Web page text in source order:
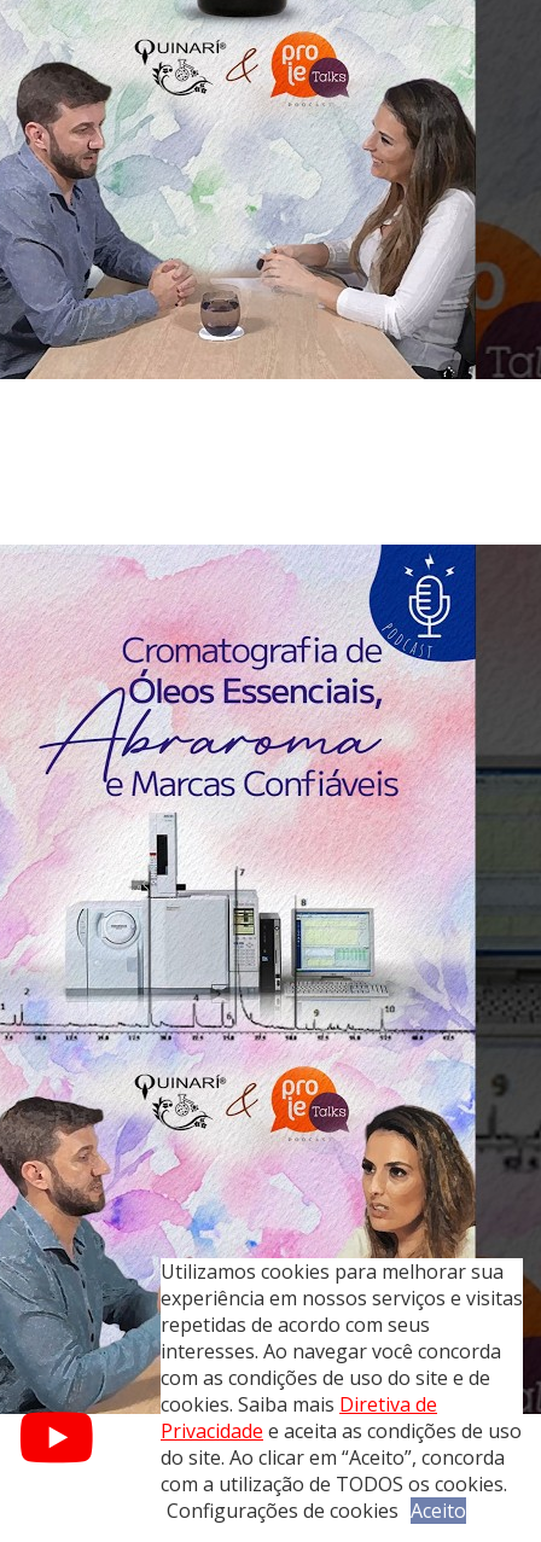
Utilizamos cookies para melhorar sua
experiência em nossos serviços e visitas
repetidas de acordo com seus
interesses. Ao navegar você concorda
com as condições de uso do site e de
cookies. Saiba mais Diretiva de
Privacidade e aceita as condições de uso
do site. Ao clicar em “Aceito”, concorda
com a utilização de TODOS os cookies.
Configurações de cookies Aceito